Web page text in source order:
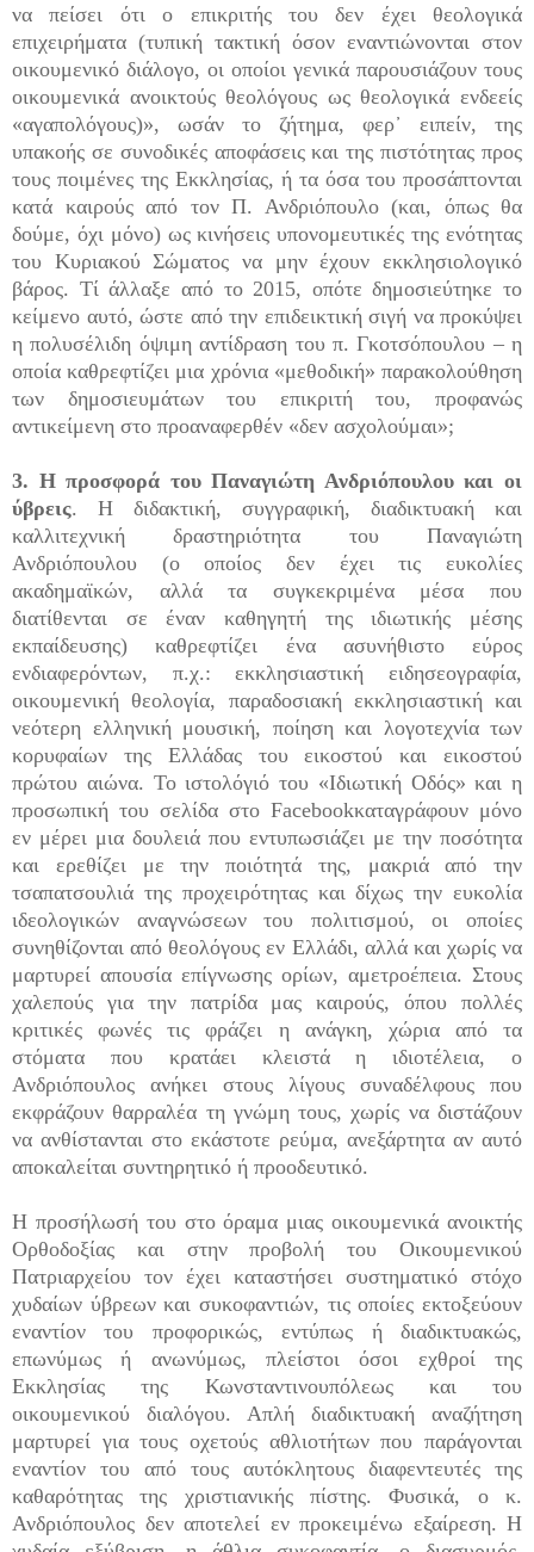
να πείσει ότι ο επικριτής του δεν έχει θεολογικά
επιχειρήματα (τυπική τακτική όσον εναντιώνονται στον
οικουμενικό διάλογο, οι οποίοι γενικά παρουσιάζουν τους
οικουμενικά ανοικτούς θεολόγους ως θεολογικά ενδεείς
«αγαπολόγους)», ωσάν το ζήτημα, φερ᾽ ειπείν, της
υπακοής σε συνοδικές αποφάσεις και της πιστότητας προς
τους ποιμένες της Εκκλησίας, ή τα όσα του προσάπτονται
κατά καιρούς από τον Π. Ανδριόπουλο (και, όπως θα
δούμε, όχι μόνο) ως κινήσεις υπονομευτικές της ενότητας
του Κυριακού Σώματος να μην έχουν εκκλησιολογικό
βάρος. Τί άλλαξε από το 2015, οπότε δημοσιεύτηκε το
κείμενο αυτό, ώστε από την επιδεικτική σιγή να προκύψει
η πολυσέλιδη όψιμη αντίδραση του π. Γκοτσόπουλου – η
οποία καθρεφτίζει μια χρόνια «μεθοδική» παρακολούθηση
των δημοσιευμάτων του επικριτή του, προφανώς
αντικείμενη στο προαναφερθέν «δεν ασχολούμαι»;
3. Η προσφορά του Παναγιώτη Ανδριόπουλου και οι
ύβρεις. Η διδακτική, συγγραφική, διαδικτυακή και
καλλιτεχνική δραστηριότητα του Παναγιώτη
Ανδριόπουλου (ο οποίος δεν έχει τις ευκολίες
ακαδημαϊκών, αλλά τα συγκεκριμένα μέσα που
διατίθενται σε έναν καθηγητή της ιδιωτικής μέσης
εκπαίδευσης) καθρεφτίζει ένα ασυνήθιστο εύρος
ενδιαφερόντων, π.χ.: εκκλησιαστική ειδησεογραφία,
οικουμενική θεολογία, παραδοσιακή εκκλησιαστική και
νεότερη ελληνική μουσική, ποίηση και λογοτεχνία των
κορυφαίων της Ελλάδας του εικοστού και εικοστού
πρώτου αιώνα. Το ιστολόγιό του «Ιδιωτική Οδός» και η
προσωπική του σελίδα στο Facebookκαταγράφουν μόνο
εν μέρει μια δουλειά που εντυπωσιάζει με την ποσότητα
και ερεθίζει με την ποιότητά της, μακριά από την
τσαπατσουλιά της προχειρότητας και δίχως την ευκολία
ιδεολογικών αναγνώσεων του πολιτισμού, οι οποίες
συνηθίζονται από θεολόγους εν Ελλάδι, αλλά και χωρίς να
μαρτυρεί απουσία επίγνωσης ορίων, αμετροέπεια. Στους
χαλεπούς για την πατρίδα μας καιρούς, όπου πολλές
κριτικές φωνές τις φράζει η ανάγκη, χώρια από τα
στόματα που κρατάει κλειστά η ιδιοτέλεια, ο
Ανδριόπουλος ανήκει στους λίγους συναδέλφους που
εκφράζουν θαρραλέα τη γνώμη τους, χωρίς να διστάζουν
να ανθίστανται στο εκάστοτε ρεύμα, ανεξάρτητα αν αυτό
αποκαλείται συντηρητικό ή προοδευτικό.
Η προσήλωσή του στο όραμα μιας οικουμενικά ανοικτής
Ορθοδοξίας και στην προβολή του Οικουμενικού
Πατριαρχείου τον έχει καταστήσει συστηματικό στόχο
χυδαίων ύβρεων και συκοφαντιών, τις οποίες εκτοξεύουν
εναντίον του προφορικώς, εντύπως ή διαδικτυακώς,
επωνύμως ή ανωνύμως, πλείστοι όσοι εχθροί της
Εκκλησίας της Κωνσταντινουπόλεως και του
οικουμενικού διαλόγου. Απλή διαδικτυακή αναζήτηση
μαρτυρεί για τους οχετούς αθλιοτήτων που παράγονται
εναντίον του από τους αυτόκλητους διαφεντευτές της
καθαρότητας της χριστιανικής πίστης. Φυσικά, ο κ.
Ανδριόπουλος δεν αποτελεί εν προκειμένω εξαίρεση. Η